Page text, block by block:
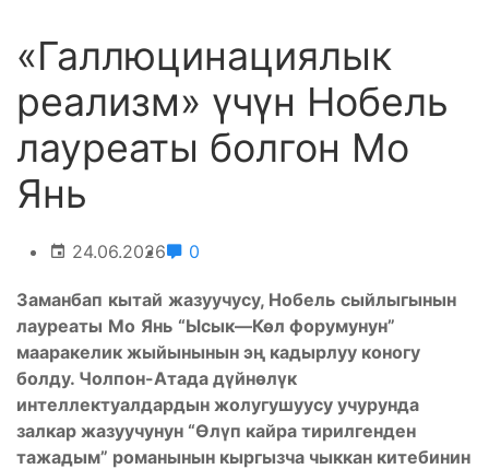
«Галлюцинациялык
реализм» үчүн Нобель
лауреаты болгон Мо
Янь
24.06.2026 0
Заманбап кытай жазуучусу, Нобель сыйлыгынын
лауреаты Мо Янь “Ысык—Көл форумунун”
мааракелик жыйынынын эң кадырлуу коногу
болду. Чолпон-Атада дүйнөлүк
интеллектуалдардын жолугушуусу учурунда
залкар жазуучунун “Өлүп кайра тирилгенден
тажадым” романынын кыргызча чыккан китебинин